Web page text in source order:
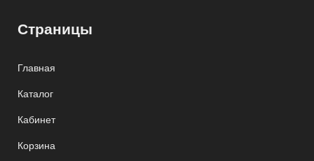
Страницы
Главная
Каталог
Кабинет
Корзина